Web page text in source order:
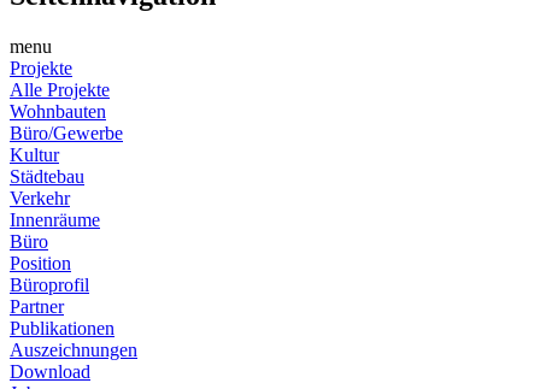
menu
Projekte
Alle Projekte
Wohnbauten
Büro/Gewerbe
Kultur
Städtebau
Verkehr
Innenräume
Büro
Position
Büroprofil
Partner
Publikationen
Auszeichnungen
Download